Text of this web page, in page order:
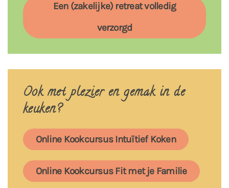
Een (zakelijke) retreat volledig
verzorgd
Ook met plezier en gemak in de
keuken?
Online Kookcursus Intuïtief Koken
Online Kookcursus Fit met je Familie